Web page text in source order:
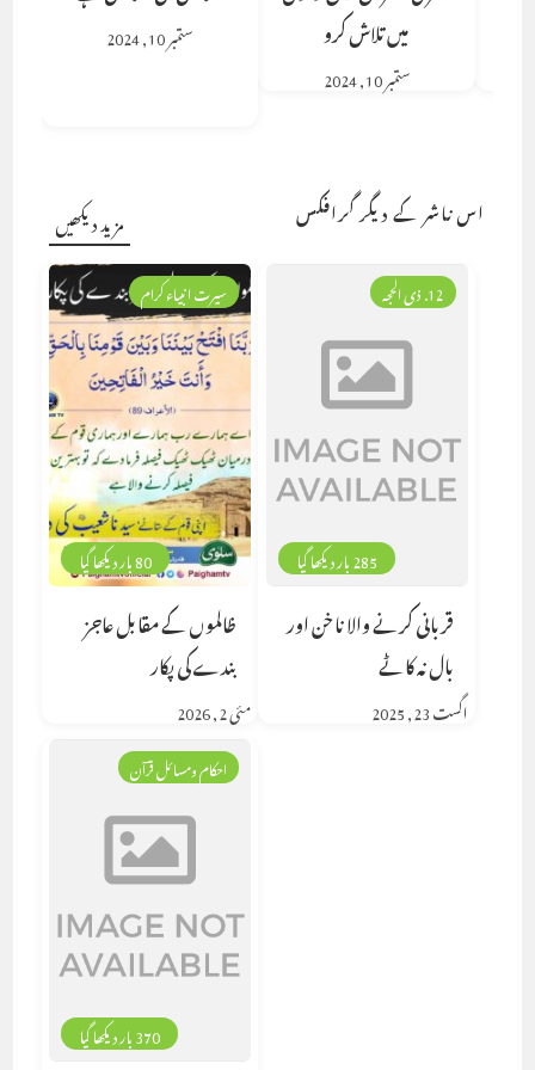
میں تلاش کرو
ستمبر 10, 2024
ستمبر 10, 2024
اس ناشر کے دیگر گرافکس مزید دیکھیں
80 بار دیکھا گیا
سیرت انبیاء کرام
ظالموں کے مقابل عاجز
بندے کی پکار
مئی 2, 2026
285 بار دیکھا گیا
12. ذی الحجہ
قربانی کرنے والا ناخن اور
بال نہ کاٹے
اگست 23, 2025
370 بار دیکھا گیا
احکام ومسائل قرآن